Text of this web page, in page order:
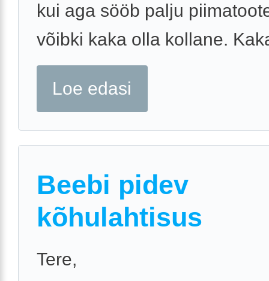
kui aga sööb palju
võibki kaka olla kollane.
Loe edasi
Beebi pidev
kõhulahtisus
Tere,